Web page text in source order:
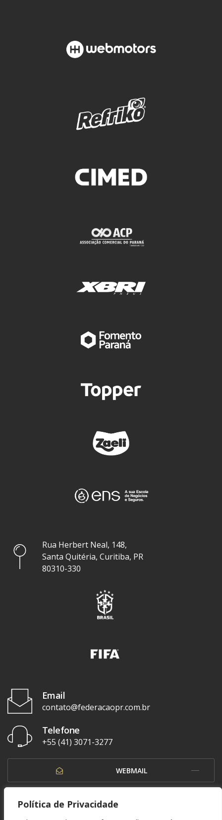
Política de Privacidade
Rua Herbert Neal, 148,
Santa Quitéria, Curitiba, PR
80310-330
Email
contato@federacaopr.com.br
Telefone
+55 (41) 3071-3277
WEBMAIL
OUVIDORIA